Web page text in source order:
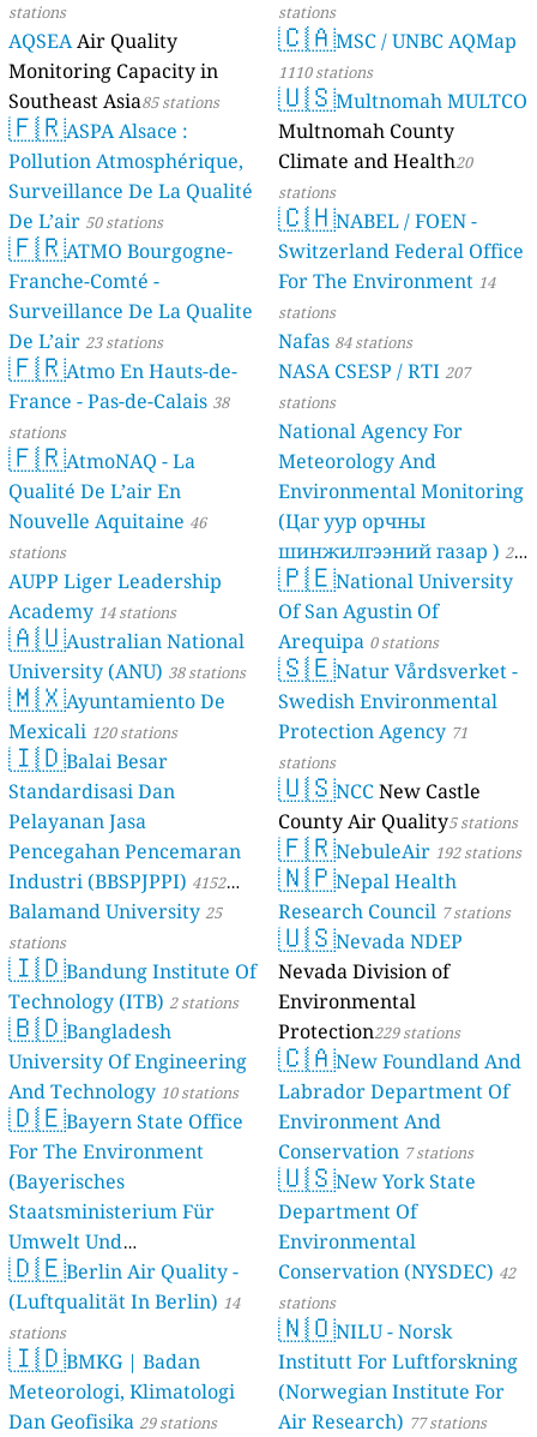
stations
AQSEAAir Quality
Monitoring Capacity in
Southeast Asia85 stations
🇫🇷ASPA Alsace :
Pollution Atmosphérique,
Surveillance De La Qualité
De L’air 50 stations
🇫🇷ATMO Bourgogne-
Franche-Comté -
Surveillance De La Qualite
De L’air 23 stations
🇫🇷Atmo En Hauts-de-
France - Pas-de-Calais 38
stations
🇫🇷AtmoNAQ - La
Qualité De L’air En
Nouvelle Aquitaine 46
stations
AUPP Liger Leadership
Academy 14 stations
🇦🇺Australian National
University (ANU) 38 stations
🇲🇽Ayuntamiento De
Mexicali 120 stations
🇮🇩Balai Besar
Standardisasi Dan
Pelayanan Jasa
Pencegahan Pencemaran
Industri (BBSPJPPI) 4152
stations
Balamand University25
stations
🇮🇩Bandung Institute Of
Technology (ITB) 2 stations
🇧🇩Bangladesh
University Of Engineering
And Technology 10 stations
🇩🇪Bayern State Office
For The Environment
(Bayerisches
Staatsministerium Für
Umwelt Und
Verbraucherschutz) - LfU
46 stations
🇩🇪Berlin Air Quality -
(Luftqualität In Berlin) 14
stations
🇮🇩BMKG | Badan
Meteorologi, Klimatologi
Dan Geofisika 29 stations
stations
🇨🇦MSC / UNBC AQMap
1110 stations
🇺🇸Multnomah MULTCO
Multnomah County
Climate and Health20
stations
🇨🇭NABEL / FOEN -
Switzerland Federal Office
For The Environment 14
stations
Nafas 84 stations
NASA CSESP / RTI 207
stations
National Agency For
Meteorology And
Environmental Monitoring
(Цаг уур орчны
шинжилгээний газар ) 21
stations
🇵🇪National University
Of San Agustin Of
Arequipa 0 stations
🇸🇪Natur Vårdsverket -
Swedish Environmental
Protection Agency 71
stations
🇺🇸NCCNew Castle
County Air Quality5 stations
🇫🇷NebuleAir 192 stations
🇳🇵Nepal Health
Research Council 7 stations
🇺🇸Nevada NDEP
Nevada Division of
Environmental
Protection229 stations
🇨🇦New Foundland And
Labrador Department Of
Environment And
Conservation 7 stations
🇺🇸New York State
Department Of
Environmental
Conservation (NYSDEC) 42
stations
🇳🇴NILU - Norsk
Institutt For Luftforskning
(Norwegian Institute For
Air Research) 77 stations